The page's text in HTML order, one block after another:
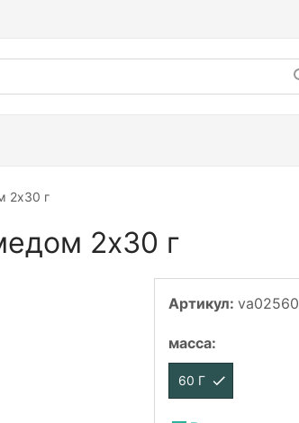
2х30 г
2х30 г
Артикул: va02560
масса:
60 Г